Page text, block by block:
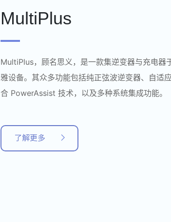
MultiPlus
MultiPlus，顾名思义，是一款集逆变器与充电器
雅设备。其众多功能包括纯正弦波逆变器、自适
合 PowerAssist 技术，以及多种系统集成功能。
了解更多